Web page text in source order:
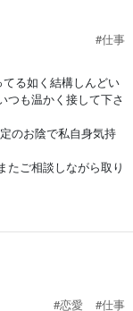
#仕事
る如く結構しんどい
つも温かく接して下さ
のお陰で私自身気持
たご相談しながら取り
#恋愛
#仕事